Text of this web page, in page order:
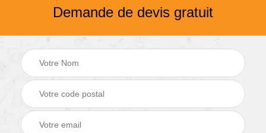
Demande de devis gratuit